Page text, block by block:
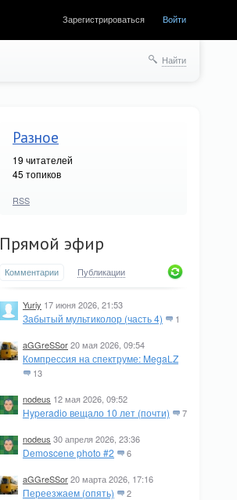
Зарегистрироваться Войти
Найти
Разное
19 читателей
45 топиков
RSS
Прямой эфир
Комментарии Публикации
Yuriy 17 июня 2026, 21:53
Забытый мультиколор (часть 4) 1
aGGreSSor20 мая 2026, 09:54
Компрессия на спектруме: MegaLZ
13
nodeus 12 мая 2026, 09:52
Hyperadio вещало 10 лет (почти) 7
nodeus 30 апреля 2026, 23:36
Demoscene photo #2 6
aGGreSSor20 марта 2026, 17:16
Переезжаем (опять) 2